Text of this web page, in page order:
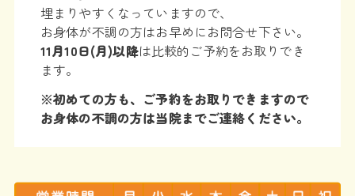
埋まりやすくなっていますので、
お身体が不調の方はお早めにお問合せ下さい。
11月10日(月)以降は比較的ご予約をお取りでき
ます。
※初めての方も、ご予約をお取りできますので
お身体の不調の方は当院までご連絡ください。